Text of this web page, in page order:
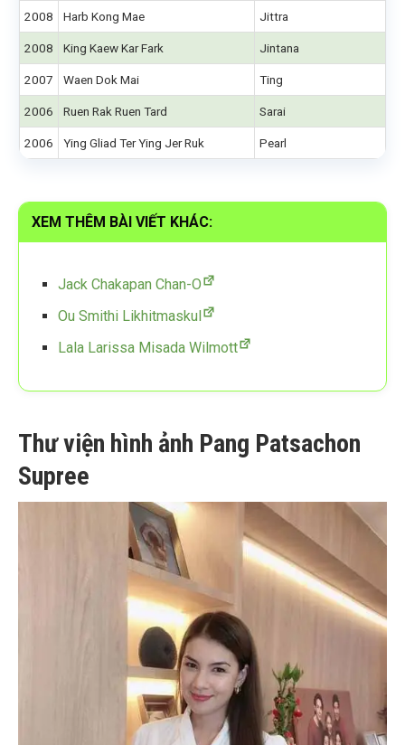
2008 Harb Kong Mae Jittra
2008 King Kaew Kar Fark Jintana
2007 Waen Dok Mai Ting
2006 Ruen Rak Ruen Tard Sarai
2006 Ying Gliad Ter Ying Jer Ruk Pearl
XEM THÊM BÀI VIẾT KHÁC:
Jack Chakapan Chan-O
Ou Smithi Likhitmaskul
Lala Larissa Misada Wilmott
Thư viện hình ảnh Pang Patsachon
Supree